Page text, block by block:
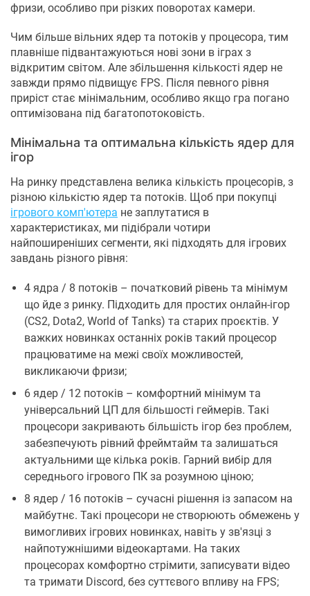
фризи, особливо при різких поворотах камери.
Чим більше вільних ядер та потоків у процесора, тим
плавніше підвантажуються нові зони в іграх з
відкритим світом. Але збільшення кількості ядер не
завжди прямо підвищує FPS. Після певного рівня
приріст стає мінімальним, особливо якщо гра погано
оптимізована під багатопотоковість.
Мінімальна та оптимальна кількість ядер для
ігор
На ринку представлена ​​велика кількість процесорів, з
різною кількістю ядер та потоків. Щоб при покупці
ігрового комп'ютера не заплутатися в
характеристиках, ми підібрали чотири
найпоширеніших сегменти, які підходять для ігрових
завдань різного рівня:
4 ядра / 8 потоків – початковий рівень та мінімум
що йде з ринку. Підходить для простих онлайн-ігор
(CS2, Dota2, World of Tanks) та старих проєктів. У
важких новинках останніх років такий процесор
працюватиме на межі своїх можливостей,
викликаючи фризи;
6 ядер / 12 потоків – комфортний мінімум та
універсальний ЦП для більшості геймерів. Такі
процесори закривають більшість ігор без проблем,
забезпечують рівний фреймтайм та залишаться
актуальними ще кілька років. Гарний вибір для
середнього ігрового ПК за розумною ціною;
8 ядер / 16 потоків – сучасні рішення із запасом на
майбутнє. Такі процесори не створюють обмежень у
вимогливих ігрових новинках, навіть у зв'язці з
найпотужнішими відеокартами. На таких
процесорах комфортно стрімити, записувати відео
та тримати Discord, без суттєвого впливу на FPS;